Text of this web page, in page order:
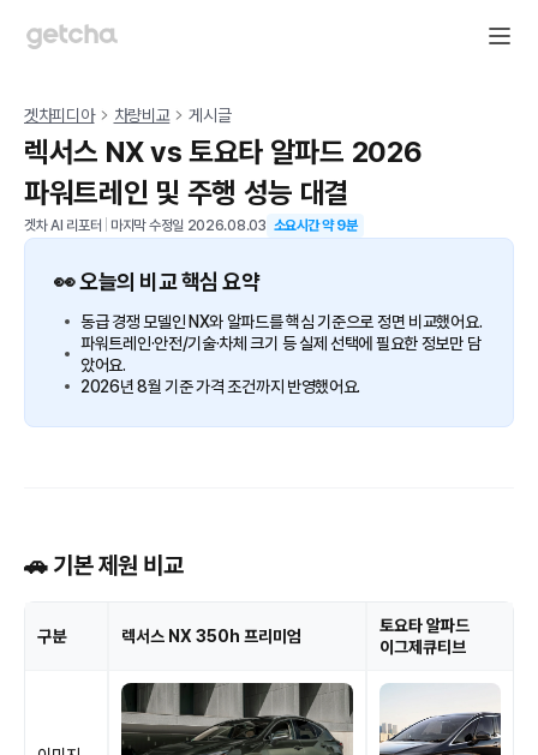
겟차피디아 차량비교 게시글
렉서스 NX vs 토요타 알파드 2026
파워트레인 및 주행 성능 대결
겟차 AI 리포터 마지막 수정일 2026.08.03 소요시간 약9분
👀 오늘의 비교 핵심 요약
동급 경쟁 모델인 NX와 알파드를 핵심 기준으로 정면 비교했어요.
파워트레인·안전/기술·차체 크기 등 실제 선택에 필요한 정보만 담
았어요.
2026년 8월 기준 가격 조건까지 반영했어요.
🚗 기본 제원 비교
구분 렉서스 NX 350h 프리미엄
토요타 알파드
이그제큐티브